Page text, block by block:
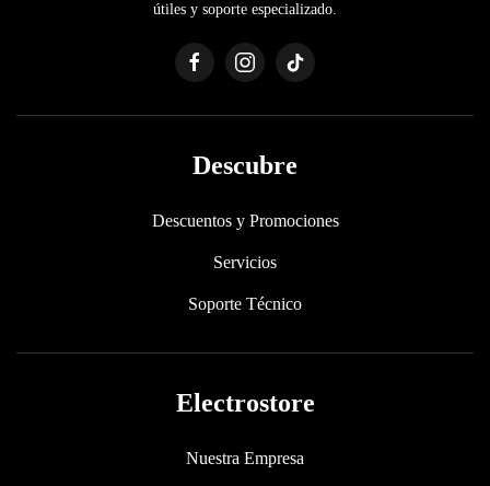
útiles y soporte especializado.
Descubre
Descuentos y Promociones
Servicios
Soporte Técnico
Electrostore
Nuestra Empresa